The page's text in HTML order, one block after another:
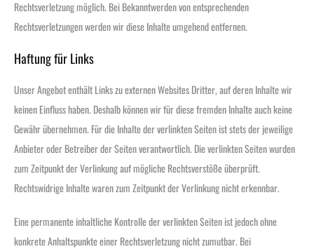
Rechtsverletzung möglich. Bei Bekanntwerden von entsprechenden
Rechtsverletzungen werden wir diese Inhalte umgehend entfernen.
Haftung für Links
Unser Angebot enthält Links zu externen Websites Dritter, auf deren Inhalte wir
keinen Einfluss haben. Deshalb können wir für diese fremden Inhalte auch keine
Gewähr übernehmen. Für die Inhalte der verlinkten Seiten ist stets der jeweilige
Anbieter oder Betreiber der Seiten verantwortlich. Die verlinkten Seiten wurden
zum Zeitpunkt der Verlinkung auf mögliche Rechtsverstöße überprüft.
Rechtswidrige Inhalte waren zum Zeitpunkt der Verlinkung nicht erkennbar.
Eine permanente inhaltliche Kontrolle der verlinkten Seiten ist jedoch ohne
konkrete Anhaltspunkte einer Rechtsverletzung nicht zumutbar. Bei